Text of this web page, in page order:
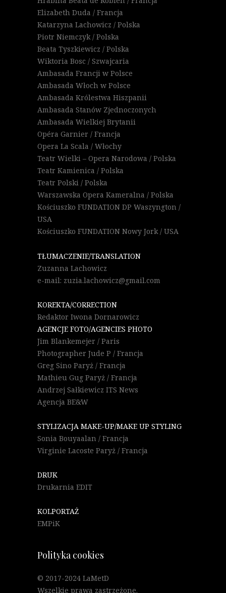
Elizabeth Duda / Francja
Katarzyna Lachowicz / Polska
Piotr Niemczyk / Polska
Beata Tyszkiewicz / Polska
Wiktoria Bosc / Szwajcaria
Ambasada Francji w Polsce
Ambasada Włoch w Polsce
Ambasada Królestwa Hiszpanii
Ambasada Stanów Zjednoczonych
Ambasada Wielkiej Brytanii
Opéra Garnier / Francja
Opera La Scala / Włochy
Teatr Wielki – Opera Narodowa / Polska
Teatr Kamienica / Polska
Teatr Polski / Polska
Warszawska Opera Kameralna / Polska
Kościuszko FUNDATION DP Waszyngton /
USA
Kościuszko FUNDATION Nowy Jork / USA
TŁUMACZENIE/TRANSLATION
Zuzanna Lachowicz
e-mail: zuzia.lachowicz@gmail.com
KOREKTA/CORRECTION
Redaktor Iwona Dornarowicz
AGENCJE FOTO/AGENCIES PHOTO
Jim Blankemejer / Paris
Photographer Jude P / Francja
Greg Sino Paryż / Francja
Mathieu Gug Paryż / Francja
Andrzej Sałkiewicz ITS News
Agencja BE&W
STYLIZACJA MAKE-UP/MAKE UP STYLING
Sonia Bouyaalan / Francja
Virginie Lacoste Paryż / Francja
DRUK
Drukarnia EDIT
KOLPORTAŻ
EMPiK
Polityka cookies
© 2017-2024 LaMetD
Wszelkie prawa zastrzeżone.